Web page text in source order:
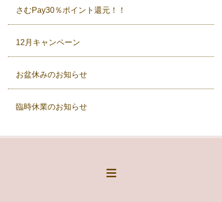
さむPay30％ポイント還元！！
12月キャンペーン
お盆休みのお知らせ
臨時休業のお知らせ